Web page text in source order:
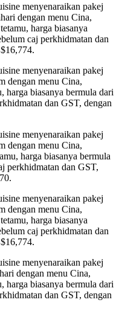
menyenaraikan pakej
dengan menu Cina,
harga biasanya
caj perkhidmatan dan
menyenaraikan pakej
dengan menu Cina,
harga biasanya bermula dari
dan GST, dengan
menyenaraikan pakej
dengan menu Cina,
harga biasanya bermula
perkhidmatan dan GST,
menyenaraikan pakej
dengan menu Cina,
harga biasanya
caj perkhidmatan dan
menyenaraikan pakej
dengan menu Cina,
harga biasanya bermula dari
dan GST, dengan